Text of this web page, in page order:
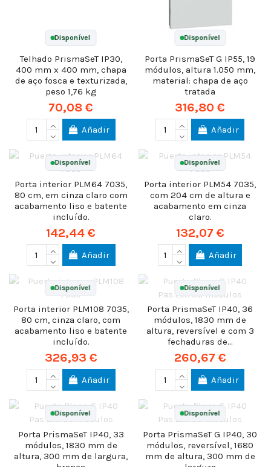
Disponível
Telhado PrismaSeT IP30,
400 mm x 400 mm, chapa
de aço fosca e texturizada,
peso 1,76 kg
70,08 €
Añadir
Disponível
Porta PrismaSeT G IP55, 19
módulos, altura 1.050 mm,
material: chapa de aço
tratada
316,80 €
Añadir
Disponível
Porta interior PLM64 7035,
80 cm, em cinza claro com
acabamento liso e batente
incluído.
142,44 €
Añadir
Disponível
Porta interior PLM54 7035,
com 204 cm de altura e
acabamento em cinza
claro.
132,07 €
Añadir
Disponível
Porta interior PLM108 7035,
80 cm, cinza claro, com
acabamento liso e batente
incluído.
326,93 €
Añadir
Disponível
Porta PrismaSeT IP40, 36
módulos, 1830 mm de
altura, reversível e com 3
fechaduras de...
260,67 €
Añadir
Disponível
Porta PrismaSeT IP40, 33
módulos, 1830 mm de
altura, 300 mm de largura,
Disponível
Porta PrismaSeT G IP40, 30
módulos, reversível, 1680
mm de altura, 300 mm de